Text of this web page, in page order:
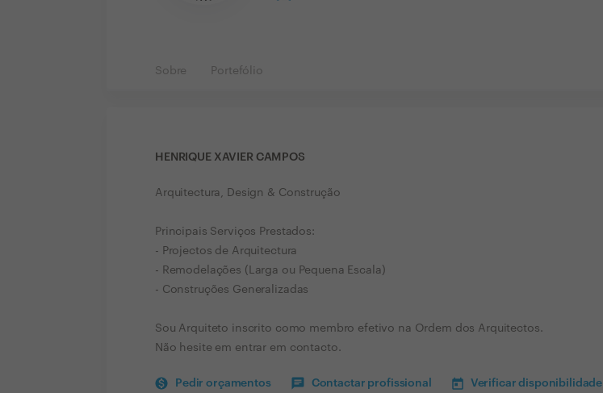
Sobre Portefólio
HENRIQUE XAVIER CAMPOS
Arquitectura, Design & Construção
Principais Serviços Prestados:
- Projectos de Arquitectura
- Remodelações (Larga ou Pequena Escala)
- Construções Generalizadas
Sou Arquiteto inscrito como membro efetivo na Ordem dos Arquitectos.
Não hesite em entrar em contacto.
Pedir orçamentos Contactar profissional Verificar disponibilidade